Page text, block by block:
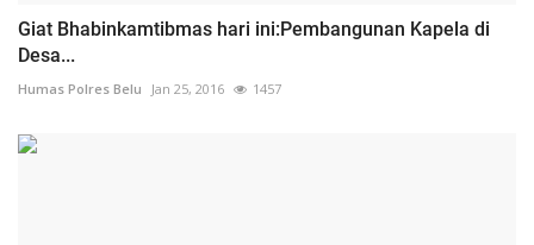
Giat Bhabinkamtibmas hari ini:Pembangunan Kapela di
Desa...
Humas Polres Belu Jan 25, 2016 1457